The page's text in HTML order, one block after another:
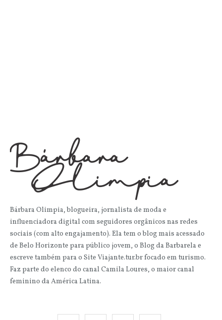
Bárbara Olimpia, blogueira, jornalista de moda e
influenciadora digital com seguidores orgânicos nas redes
sociais (com alto engajamento). Ela tem o blog mais acessado
de Belo Horizonte para público jovem, o Blog da Barbarela e
escreve também para o Site Viajante.tur.br focado em turismo.
Faz parte do elenco do canal Camila Loures, o maior canal
feminino da América Latina.